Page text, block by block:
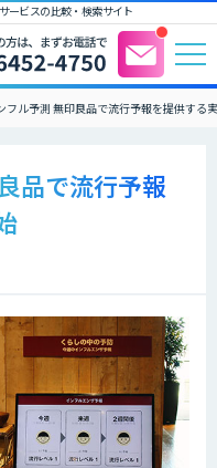
ービスの比較・検索サイト
フル予測 無印良品で流行予報を提供する
品で流行予報